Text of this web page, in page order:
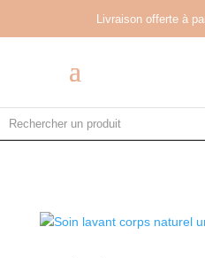
Livraison offerte à